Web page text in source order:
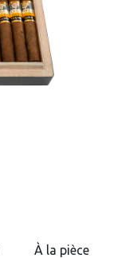
À la pièce